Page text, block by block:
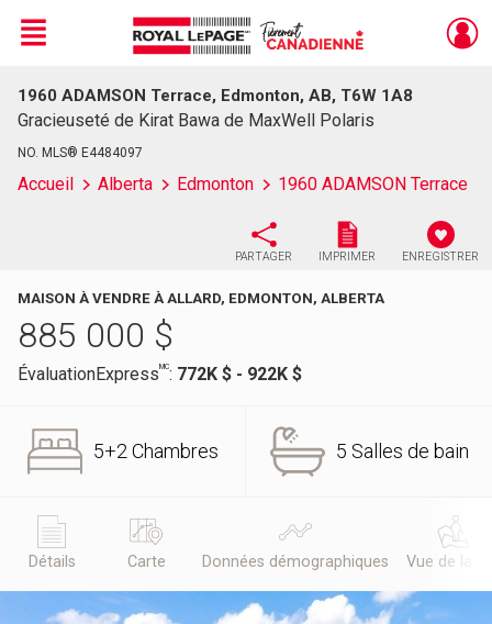
Live
En Direct
Menu
1960 ADAMSON Terrace, Edmonton, AB, T6W 1A8
Gracieuseté de Kirat Bawa de MaxWell Polaris
NO. MLS® E4484097
Accueil Alberta Edmonton 1960 ADAMSON Terrace
PARTAGER IMPRIMER ENREGISTRER
MAISON À VENDRE À ALLARD, EDMONTON, ALBERTA
885 000 $
ÉvaluationExpressMC: 772K $ - 922K $
5+2 Chambres 5 Salles de bain
Détails Carte Données démographiques Vue de la